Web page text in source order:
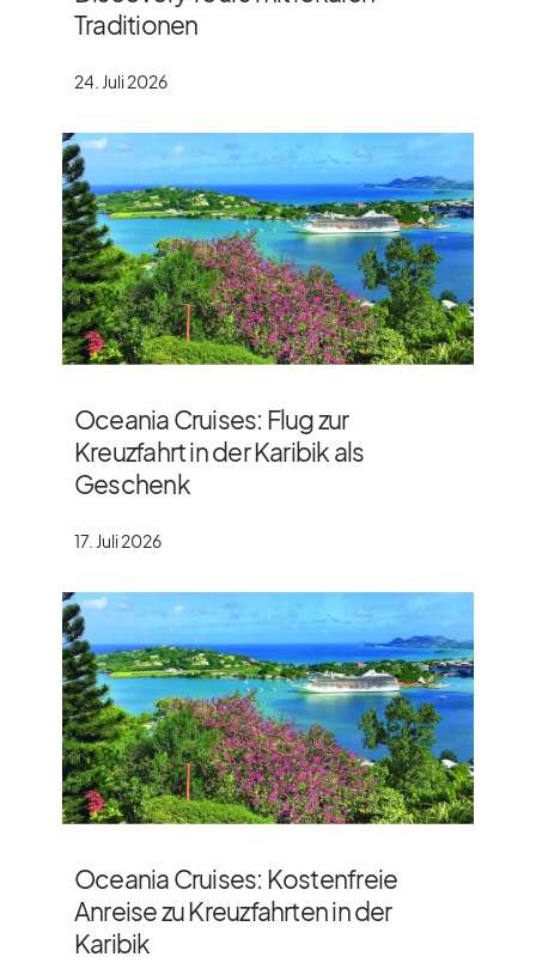
Traditionen
24. Juli 2026
Oceania Cruises: Flug zur
Kreuzfahrt in der Karibik als
Geschenk
17. Juli 2026
Oceania Cruises: Kostenfreie
Anreise zu Kreuzfahrten in der
Karibik